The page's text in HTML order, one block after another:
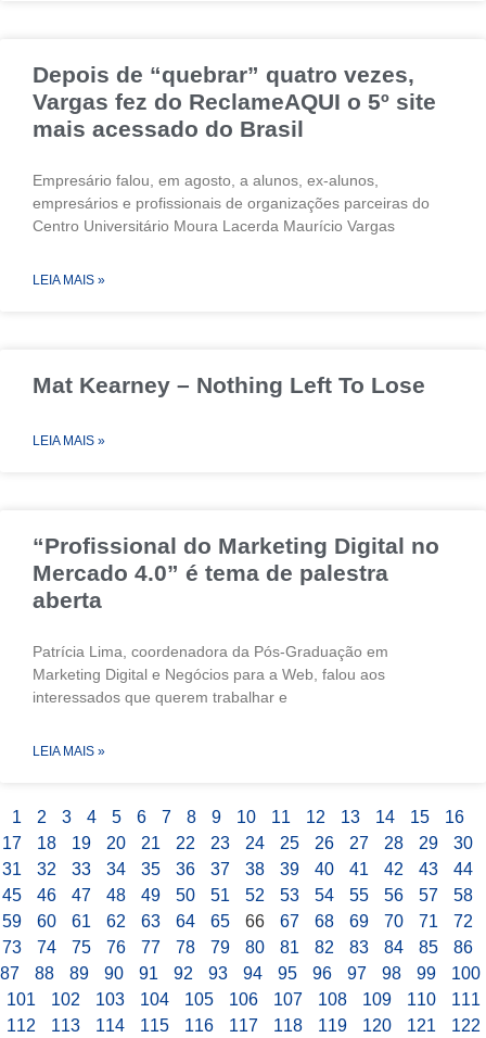
Depois de “quebrar” quatro vezes,
Vargas fez do ReclameAQUI o 5º site
mais acessado do Brasil
Empresário falou, em agosto, a alunos, ex-alunos,
empresários e profissionais de organizações parceiras do
Centro Universitário Moura Lacerda Maurício Vargas
LEIA MAIS »
Mat Kearney – Nothing Left To Lose
LEIA MAIS »
“Profissional do Marketing Digital no
Mercado 4.0” é tema de palestra
aberta
Patrícia Lima, coordenadora da Pós-Graduação em
Marketing Digital e Negócios para a Web, falou aos
interessados que querem trabalhar e
LEIA MAIS »
1 2 3 4 5 6 7 8 9 10 11 12 13 14 15
16
17
18 19 20 21 22 23 24 25 26 27 28 29
30
31
32 33 34 35 36 37 38 39 40 41 42 43
44
45
46 47 48 49 50 51 52 53 54 55 56 57
58
59
60 61 62 63 64 65 66 67 68 69 70 71
72
73
74 75 76 77 78 79 80 81 82 83 84 85
86
87
88 89 90 91 92 93 94 95 96 97 98 99
100
101
102 103 104 105 106 107 108 109 110
111
112
113 114 115 116 117 118 119 120 121
122